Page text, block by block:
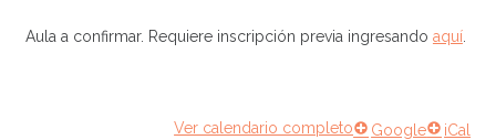
Aula a confirmar. Requiere inscripción previa ingresando aquí.
iCal
Google
Ver calendario completo